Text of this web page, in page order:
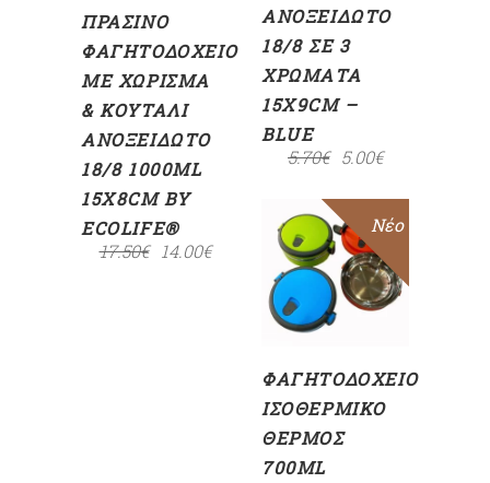
ΠΡΆΣΙΝΟ
ΦΑΓΗΤΟΔΟΧΕΊΟ
ΜΕ ΧΏΡΙΣΜΑ
& ΚΟΥΤΆΛΙ
ΑΝΟΞΕΊΔΩΤΟ
18/8 1000ML
15X8CM BY
ECOLIFE®
17.50€ 14.00€
ΑΝΟΞΕΊΔΩΤΟ
18/8 ΣΕ 3
ΧΡΏΜΑΤΑ
15X9CM –
BLUE
5.70€ 5.00€
Sale
Νέο
ΕΠΙΛΟΓΉ
ΦΑΓΗΤΟΔΟΧΕΊΟ
ΙΣΟΘΕΡΜΙΚΌ
ΘΕΡΜΌΣ
700ML